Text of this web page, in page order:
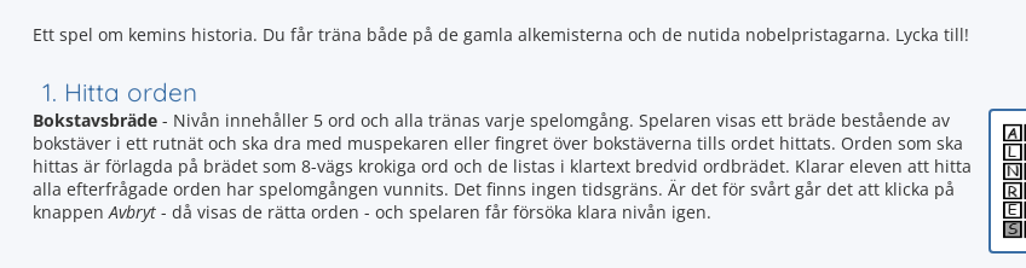
Ett spel om kemins historia. Du får träna både på de gamla alkemisterna och de nutida nobelpristagarna. Lycka till!
1. Hitta orden
Bokstavsbräde - Nivån innehåller 5 ord och alla tränas varje spelomgång. Spelaren visas ett bräde bestående av
bokstäver i ett rutnät och ska dra med muspekaren eller fingret över bokstäverna tills ordet hittats. Orden som ska
hittas är förlagda på brädet som 8-vägs krokiga ord och de listas i klartext bredvid ordbrädet. Klarar eleven att hitta
alla efterfrågade orden har spelomgången vunnits. Det finns ingen tidsgräns. Är det för svårt går det att klicka på
knappenAvbryt - då visas de rätta orden - och spelaren får försöka klara nivån igen.